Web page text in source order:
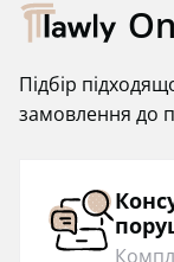
Підбір
замовлення до